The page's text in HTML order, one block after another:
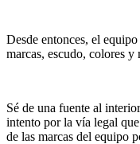
Desde entonces, el
marcas, escudo, colores y
Sé de una fuente al
intento por la vía legal
de las marcas del equipo